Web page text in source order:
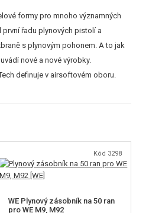
formy pro mnoho významných
řadu plynových pistolí a
s plynovým pohonem. A to jak
nové a nové výrobky.
definuje v airsoftovém oboru.
Kód 3298
WE Plynový zásobník na 50 ran
pro WE M9, M92